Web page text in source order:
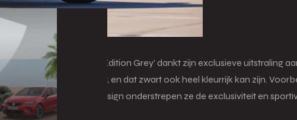
T-Roc Cabrio R-Line ‘Edition Grey’ dankt zijn exclusieve uitstraling
R-Line onderscheidt, en dat zwart ook heel kleurrijk kan zijn.
het R-Line exterieurdesign onderstrepen ze de exclusiviteit en